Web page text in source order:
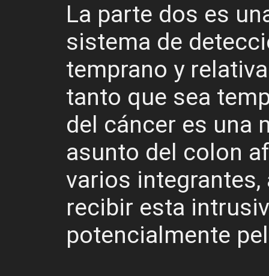
La parte dos es
sistema de
temprano y
tanto que sea
del cáncer es una
asunto del colon
varios
recibir esta
potencialmente